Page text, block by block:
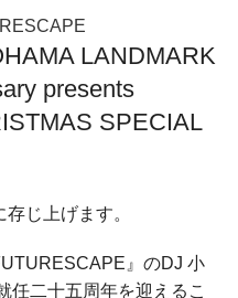
LANDMARK
presents
SPECIAL
じ上げます。
』のDJ 小
二十五周年を迎えるこ